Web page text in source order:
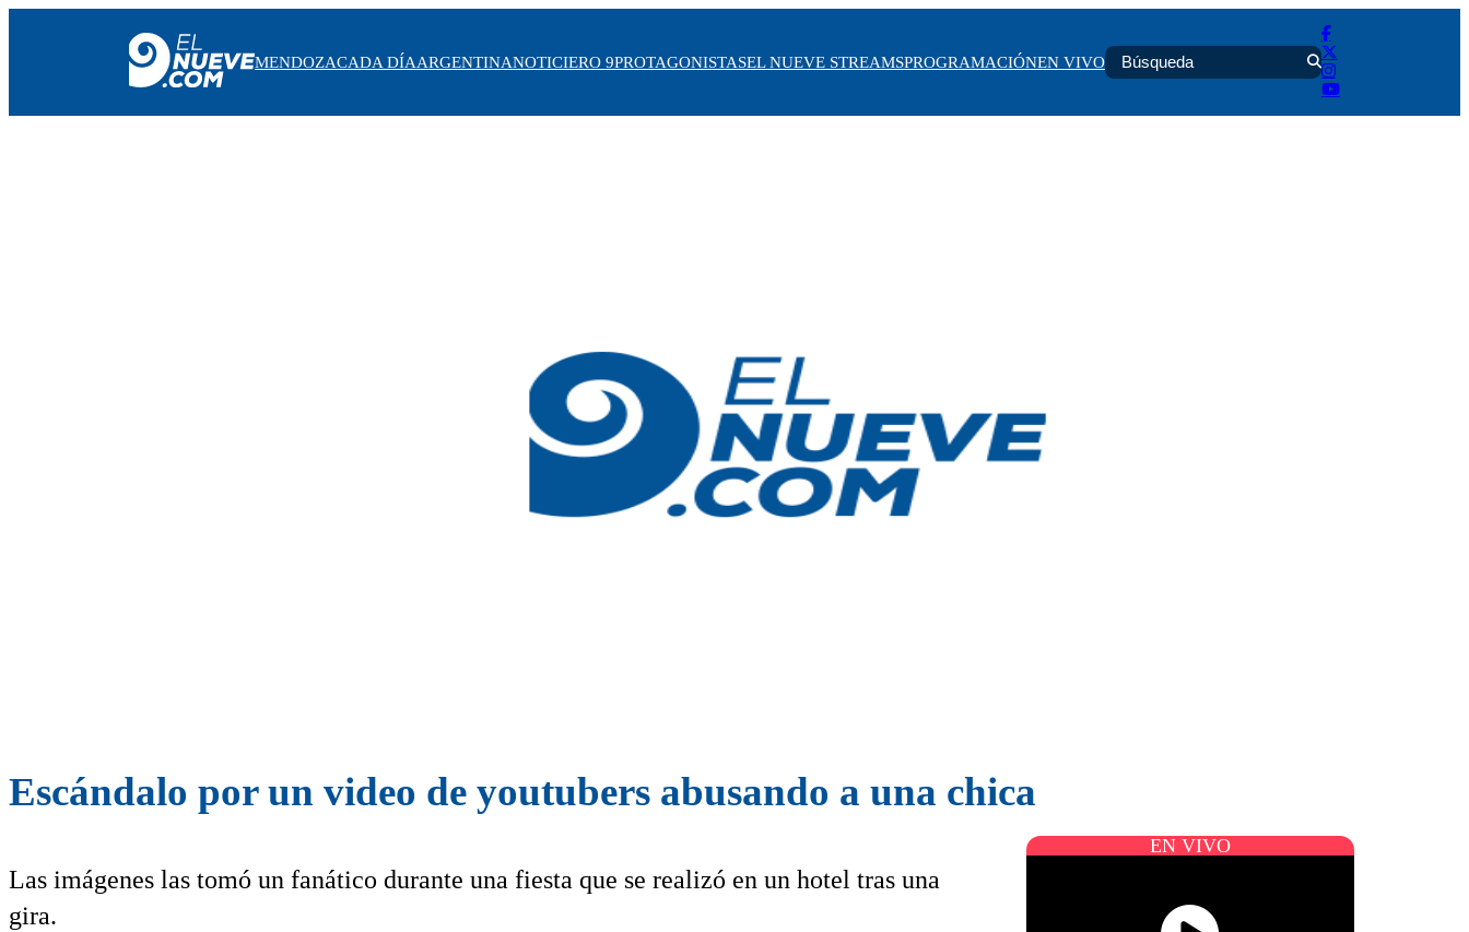
MENDOZACADA DÍAARGENTINANOTICIERO 9PROTAGONISTASEL NUEVE STREAMSPROGRAMACIÓNEN VIVO
Escándalo por un video de youtubers abusando a una chica
Las imágenes las tomó un fanático durante una fiesta que se realizó en un hotel tras una
gira.
EN VIVO